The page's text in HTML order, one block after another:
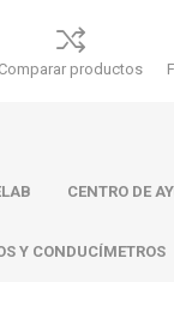
Comparar productos
CENTRO DE
Y CONDUCÍMETROS